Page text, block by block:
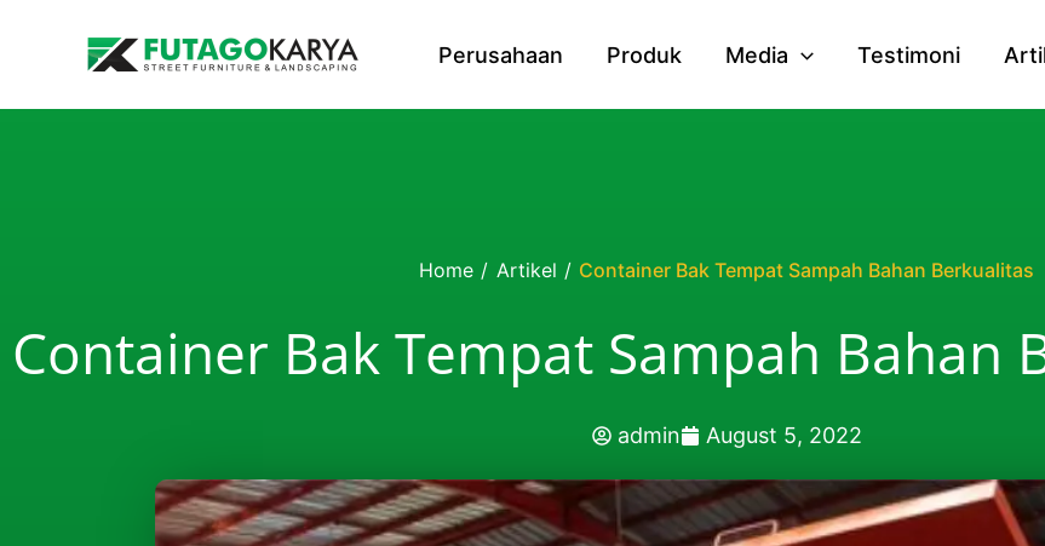
Perusahaan Produk Media Testimoni
Home / Artikel / Container Bak Tempat Sampah Bahan Berkualitas
Container Bak Tempat Sampah Bahan
admin August 5, 2022